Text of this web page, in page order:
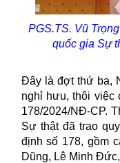
PGS.TS. Vũ
quốc gia Sự
Đây là đợt thứ ba,
nghỉ hưu, thôi việc
178/2024/NĐ-CP.
Sự thật đã trao
định số 178, gồm
Dũng, Lê Minh